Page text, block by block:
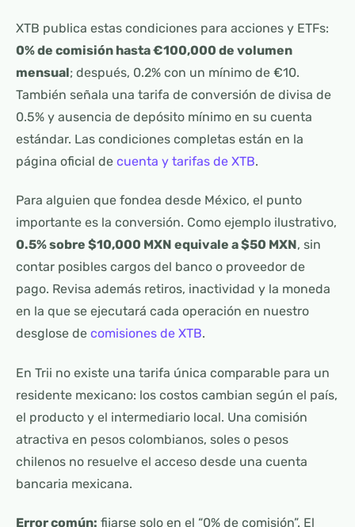
XTB publica estas condiciones para acciones y ETFs:
0% de comisión hasta €100,000 de volumen
mensual; después, 0.2% con un mínimo de €10.
También señala una tarifa de conversión de divisa de
0.5% y ausencia de depósito mínimo en su cuenta
estándar. Las condiciones completas están en la
página oficial de cuenta y tarifas de XTB.
Para alguien que fondea desde México, el punto
importante es la conversión. Como ejemplo ilustrativo,
0.5% sobre $10,000 MXN equivale a $50 MXN, sin
contar posibles cargos del banco o proveedor de
pago. Revisa además retiros, inactividad y la moneda
en la que se ejecutará cada operación en nuestro
desglose de comisiones de XTB.
En Trii no existe una tarifa única comparable para un
residente mexicano: los costos cambian según el país,
el producto y el intermediario local. Una comisión
atractiva en pesos colombianos, soles o pesos
chilenos no resuelve el acceso desde una cuenta
bancaria mexicana.
Error común: fijarse solo en el “0% de comisión”. El